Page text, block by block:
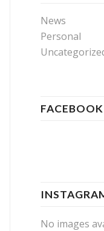
News
Personal
FACEBOOK
No images